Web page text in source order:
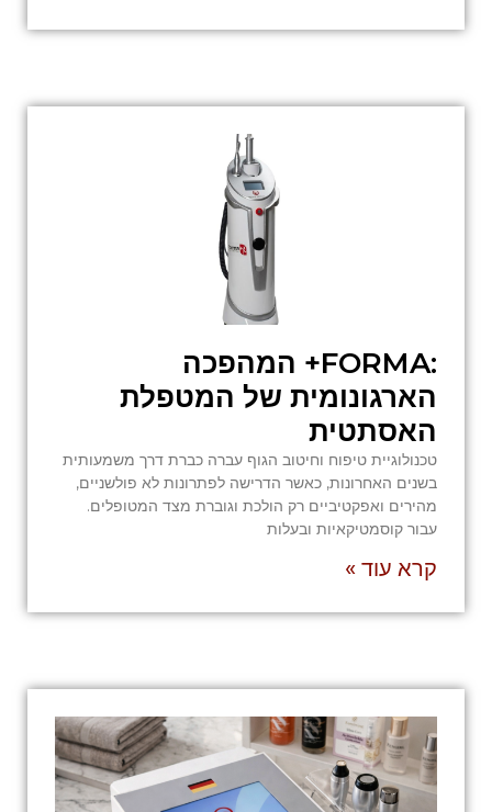
:FORMA+ המהפכה
הארגונומית של המטפלת
האסתטית
טכנולוגיית טיפוח וחיטוב הגוף עברה כברת דרך משמעותית
בשנים האחרונות, כאשר הדרישה לפתרונות לא פולשניים,
מהירים ואפקטיביים רק הולכת וגוברת מצד המטופלים.
עבור קוסמטיקאיות ובעלות
קרא עוד »